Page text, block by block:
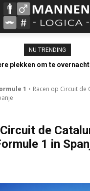
NU TRENDING
plekken om te
1
Racen op Circuit de
de
1 in